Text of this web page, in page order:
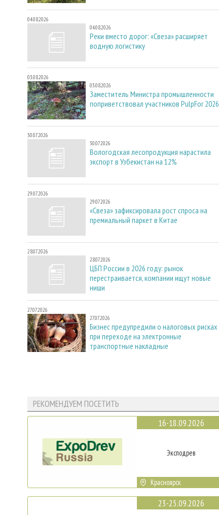
04.08.2026
04.08.2026
Реки вместо дорог: «Свеза» расширяет
водную логистику
03.08.2026
03.08.2026
Заместитель Министра промышленности
поприветствовал участников PulpFor 2026
30.07.2026
30.07.2026
Вологодская лесопродукция нарастила
экспорт в Узбекистан на 12%
29.07.2026
29.07.2026
«Свеза» зафиксировала рост спроса на
премиальный паркет в Китае
28.07.2026
28.07.2026
ЦБП России в 2026 году: рынок
перестраивается, компании ищут новые
ниши
27.07.2026
27.07.2026
Бизнес предупредили о налоговых рисках
при переходе на электронные
транспортные накладные
РЕКОМЕНДУЕМ ПОСЕТИТЬ
16-18.09.2026
Эксподрев
Красноярск
23-25.09.2026